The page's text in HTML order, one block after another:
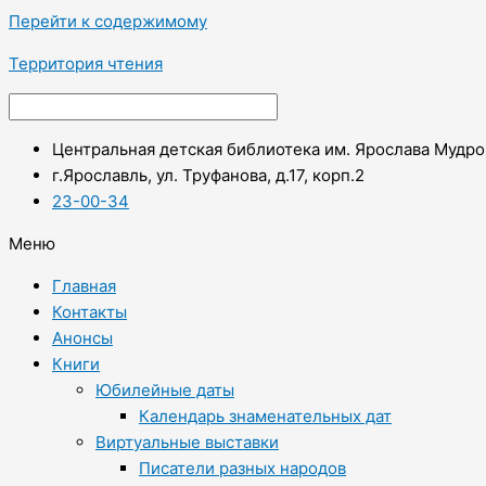
Перейти к содержимому
Территория чтения
Центральная детская библиотека им. Ярослава
г.Ярославль, ул. Труфанова, д.17, корп.2
23-00-34
Меню
Главная
Контакты
Анонсы
Книги
Юбилейные даты
Календарь знаменательных дат
Виртуальные выставки
Писатели разных народов